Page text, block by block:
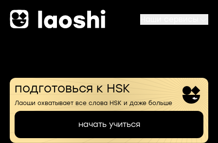
подготовься к HSK
Лаоши охватывает все слова HSK и даже больше
начать учиться